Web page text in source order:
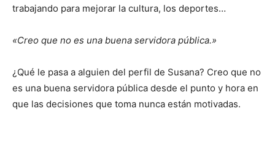
trabajando para mejorar la cultura, los deportes…
«Creo que no es una buena servidora pública.»
¿Qué le pasa a alguien del perfil de Susana? Creo que no
es una buena servidora pública desde el punto y hora en
que las decisiones que toma nunca están motivadas.